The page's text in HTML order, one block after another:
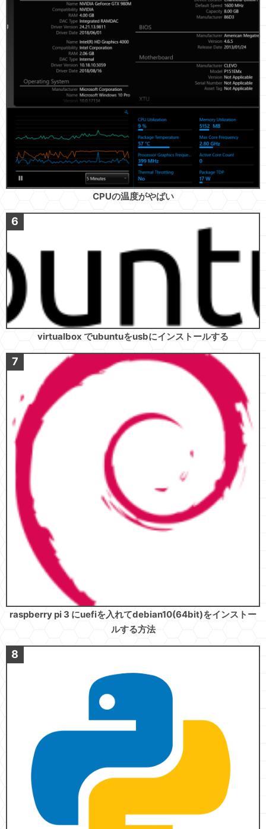
CPUの温度がやばい
virtualbox でubuntuをusbにインストールする
raspberry pi 3 にuefiを入れてdebian10(64bit)をインストー
ルする方法